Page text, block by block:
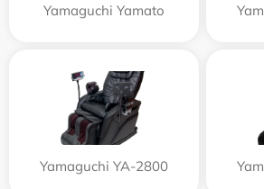
Yamaguchi Yamato
Yamaguchi YA-2800